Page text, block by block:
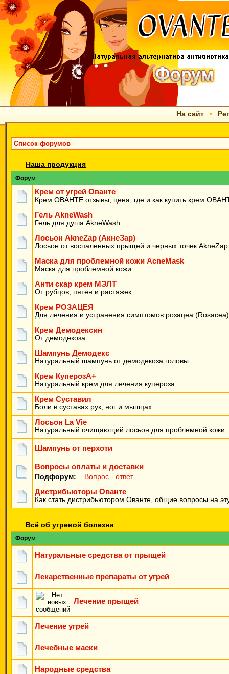
На сайт •
Список форумов
Наша продукция
Форум
Крем от угрей Ованте
Крем ОВАНТЕ отзывы, цена, где и как купить крем
Гель AkneWash
Гель для душа AkneWash
Лосьон AkneZap (АкнеЗар)
Лосьон от воспаленных прыщей и черных точек
Маска для проблемной кожи AcneMask
Маска для проблемной кожи
Анти скар крем МЭЛТ
От рубцов, пятен и растяжек.
Крем РОЗАЦЕЯ
Для лечения и устранения симптомов розацеа (Rosacea)
Крем Демодексин
От демодекоза
Шампунь Демодекс
Натуральный шампунь от демодекоза головы
Крем КуперозА+
Натуральный крем для лечения купероза
Крем Суставил
Боли в суставах рук, ног и мышцах.
Лосьон La Vie
Натуральный очищающий лосьон для проблемной кожи.
Шампунь от перхоти
Вопросы оплаты и доставки
Подфорум: Вопрос - ответ.
Дистрибьюторы Ованте
Как стать дистрибьютором Ованте, общие вопросы на
Всё об угревой болезни
Форум
Натуральные средства от прыщей
Лекарственные препараты от угрей
Лечение прыщей
Лечение угрей
Лечебные маски
Народные средства